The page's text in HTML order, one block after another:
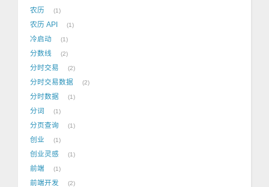
农历 1
农历 API 1
冷启动 1
分数线 2
分时交易 2
分时交易数据 2
分时数据 1
分词 1
分页查询 1
创业 1
创业灵感 1
前端 1
前端开发 2